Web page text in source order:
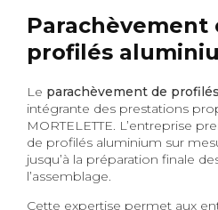
Parachèvement
profilés
Le parachèvement de
intégrante des prestations
MORTELETTE. L’entreprise
de profilés aluminium sur
jusqu’à la préparation finale
l’assemblage.
Cette expertise permet aux